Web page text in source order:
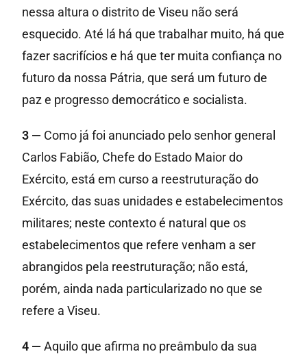
nessa altura o distrito de Viseu não será
esquecido. Até lá há que trabalhar muito, há que
fazer sacrifícios e há que ter muita confiança no
futuro da nossa Pátria, que será um futuro de
paz e progresso democrático e socialista.
3 — Como já foi anunciado pelo senhor general
Carlos Fabião, Chefe do Estado Maior do
Exército, está em curso a reestruturação do
Exército, das suas unidades e estabelecimentos
militares; neste contexto é natural que os
estabelecimentos que refere venham a ser
abrangidos pela reestruturação; não está,
porém, ainda nada particularizado no que se
refere a Viseu.
4 — Aquilo que afirma no preâmbulo da sua